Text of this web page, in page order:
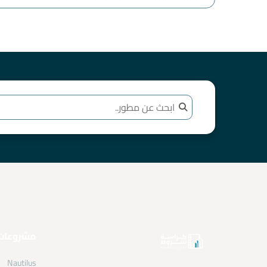
Nautilus